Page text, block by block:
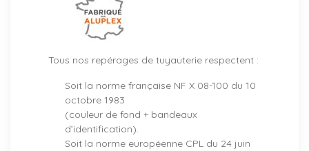
Tous nos repérages de tuyauterie respectent :
Soit la norme française NF X 08-100 du 10
octobre 1983
(couleur de fond + bandeaux
d’identification).
Soit la norme européenne CPL du 24 juin